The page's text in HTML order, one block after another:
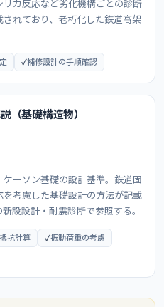
カ反応など劣化機構ごとの診断
れており、老朽化した鉄道高架
補修設計の手順確認
（基礎構造物）
ーソン基礎の設計基準。鉄道固
考慮した基礎設計の方法が記載
設設計・耐震診断で参照する。
抗計算
振動荷重の考慮